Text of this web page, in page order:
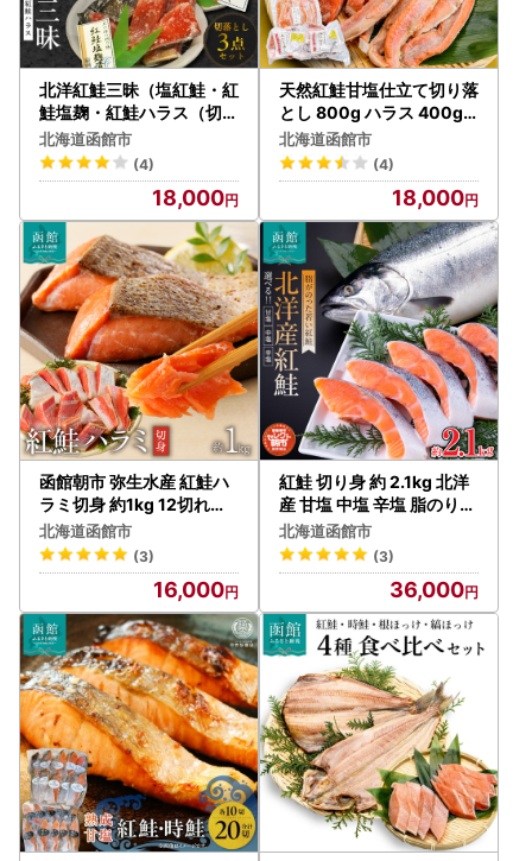
北洋紅鮭三昧（塩紅鮭・紅
鮭塩麹・紅鮭ハラス（切落
し） 鮭 さけ サケ しゃけ
シャケ 切り身 はらす ハラ
ス 塩こうじ 漬け 魚 北海道
函館 はこだて_HD024-02
0
北海道函館市
(4)
18,000
天然紅鮭甘塩仕立て切り落
とし 800g ハラス 400g
計 1.2kg 鮭 切り落とし さ
け _HD024-017
北海道函館市
(4)
18,000
函館朝市 弥生水産 紅鮭ハ
ラミ切身 約1kg 12切れ前
後 紅鮭 さけ 切り身 海鮮 _
HD032-046
北海道函館市
(3)
16,000
紅鮭 切り身 約 2.1kg 北洋
産 甘塩 中塩 辛塩 脂のりが
いい 厳選 魚 さけ 海の幸
魚介類 海鮮 おかず お弁当
焼き魚 ごはんのお供 冷凍
配送 お取り寄せ お取り寄
せグルメ 北海道 函館市 送
料無料_HD009-015
北海道函館市
(3)
36,000